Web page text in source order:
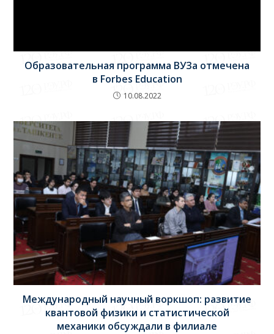
Образовательная программа ВУЗа отмечена
в Forbes Education
10.08.2022
Международный научный воркшоп: развитие
квантовой физики и статистической
механики обсуждали в филиале